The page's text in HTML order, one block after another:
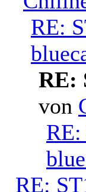
RE:
RE:
von
RE: